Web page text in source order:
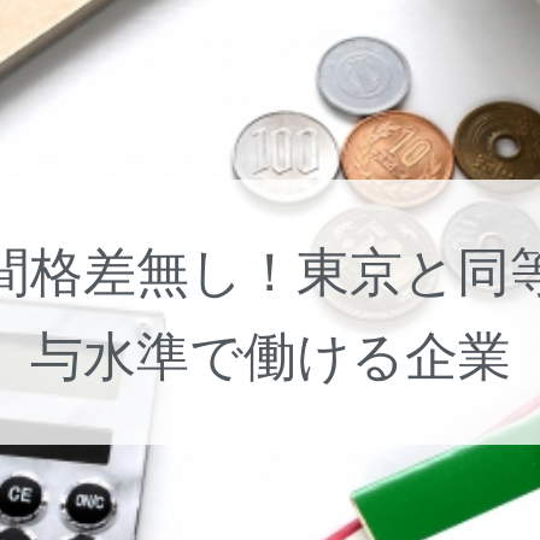
格差無し！東京と同
与水準で働ける企業